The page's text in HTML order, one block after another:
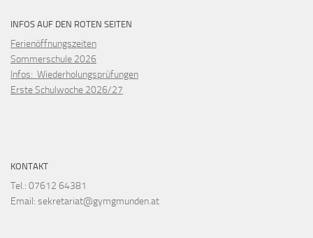
INFOS AUF DEN ROTEN SEITEN
Ferienöffnungszeiten
Sommerschule 2026
Infos: Wiederholungsprüfungen
Erste Schulwoche 2026/27
KONTAKT
Tel.: 07612 64381
Email: sekretariat@gymgmunden.at